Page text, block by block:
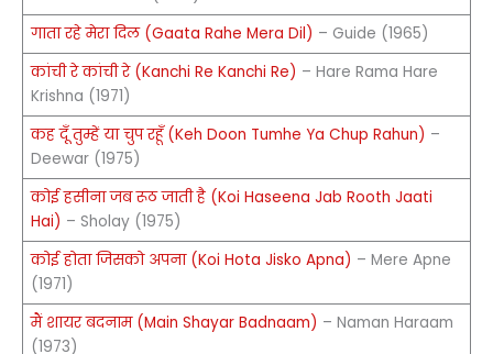
गाता रहे मेरा दिल (Gaata Rahe Mera Dil) – Guide (1965)
कांची रे कांची रे (Kanchi Re Kanchi Re) – Hare Rama Hare
Krishna (1971)
कह दूँ तुम्हें या चुप रहूँ (Keh Doon Tumhe Ya Chup Rahun) –
Deewar (1975)
कोई हसीना जब रूठ जाती है (Koi Haseena Jab Rooth Jaati
Hai) – Sholay (1975)
कोई होता जिसको अपना (Koi Hota Jisko Apna) – Mere Apne
(1971)
मैं शायर बदनाम (Main Shayar Badnaam) – Naman Haraam
(1973)